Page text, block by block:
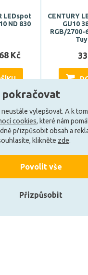
LEDspot
ND 830
Kč
(4 ks)
CENTURY
GU10
RGB/2700-
Může být
A
pokračovat
neustále vylepšovat. A k
cookies, které nám
přizpůsobit obsah a
klikněte zde.
Přizpůsobit
Povolit vše